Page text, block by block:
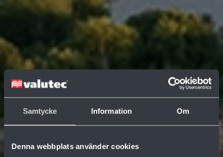
Samtycke Information Om
Denna webbplats använder cookies